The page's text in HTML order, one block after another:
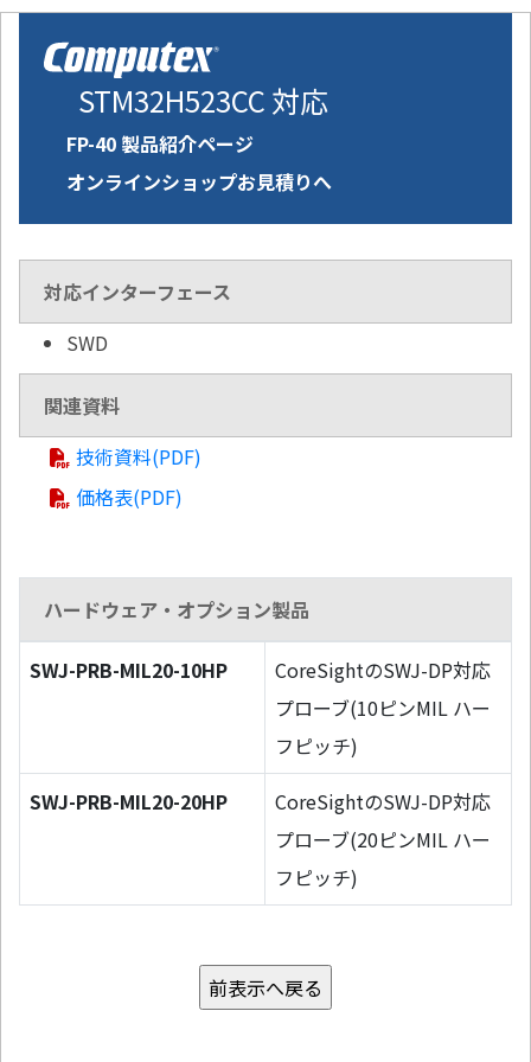
STM32H523CC 対応
FP-40 製品紹介ページ
オンラインショップお見積りへ
対応インターフェース
SWD
関連資料
技術資料(PDF)
価格表(PDF)
ハードウェア・オプション製品
SWJ-PRB-MIL20-10HP
CoreSightのSWJ-DP対応
プローブ(10ピンMIL ハー
フピッチ)
SWJ-PRB-MIL20-20HP
CoreSightのSWJ-DP対応
プローブ(20ピンMIL ハー
フピッチ)